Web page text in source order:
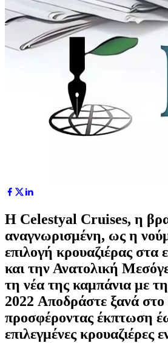
Η Celestyal Cruises, η
αναγνωρισμένη, ως η
επιλογή κρουαζιέρας στα
και την Ανατολική
τη νέα της καμπάνια με
2022 Αποδράστε ξανά
προσφέροντας έκπτωση
επιλεγμένες κρουαζιέρες